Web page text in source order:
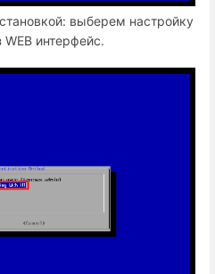
выберем настройку
интерфейс.